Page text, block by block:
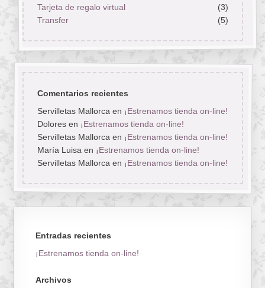
Tarjeta de regalo virtual
(3)
Transfer
(5)
Comentarios recientes
Servilletas Mallorcaen ¡Estrenamos tienda on-line!
Doloresen ¡Estrenamos tienda on-line!
Servilletas Mallorcaen ¡Estrenamos tienda on-line!
María Luisaen ¡Estrenamos tienda on-line!
Servilletas Mallorcaen ¡Estrenamos tienda on-line!
Entradas recientes
¡Estrenamos tienda on-line!
Archivos